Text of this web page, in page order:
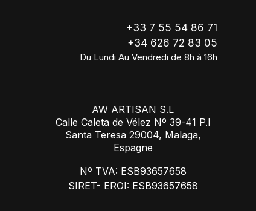
+33 7 55 54 86 71
+34 626 72 83 05
Du Lundi Au Vendredi de 8h à 16h
AW ARTISAN S.L
Calle Caleta de Vélez Nº 39-41 P.I
Santa Teresa 29004, Malaga,
Espagne
Nº TVA: ESB93657658
SIRET- EROI: ESB93657658